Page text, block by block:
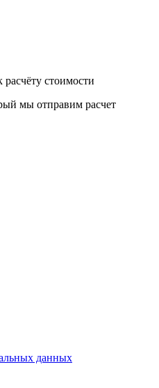
стоимости
мы отправим расчет
данных